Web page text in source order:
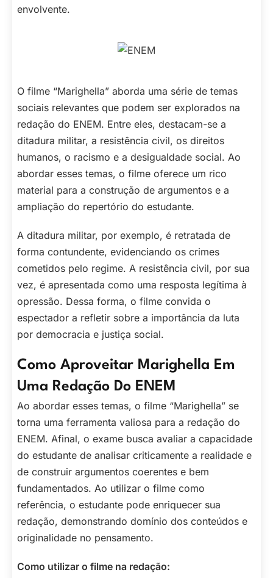
envolvente.
O filme “Marighella” aborda uma série de temas
sociais relevantes que podem ser explorados na
redação do ENEM. Entre eles, destacam-se a
ditadura militar, a resistência civil, os direitos
humanos, o racismo e a desigualdade social. Ao
abordar esses temas, o filme oferece um rico
material para a construção de argumentos e a
ampliação do repertório do estudante.
A ditadura militar, por exemplo, é retratada de
forma contundente, evidenciando os crimes
cometidos pelo regime. A resistência civil, por sua
vez, é apresentada como uma resposta legítima à
opressão. Dessa forma, o filme convida o
espectador a refletir sobre a importância da luta
por democracia e justiça social.
Como Aproveitar Marighella Em
Uma Redação Do ENEM
Ao abordar esses temas, o filme “Marighella” se
torna uma ferramenta valiosa para a redação do
ENEM. Afinal, o exame busca avaliar a capacidade
do estudante de analisar criticamente a realidade e
de construir argumentos coerentes e bem
fundamentados. Ao utilizar o filme como
referência, o estudante pode enriquecer sua
redação, demonstrando domínio dos conteúdos e
originalidade no pensamento.
Como utilizar o filme na redação: